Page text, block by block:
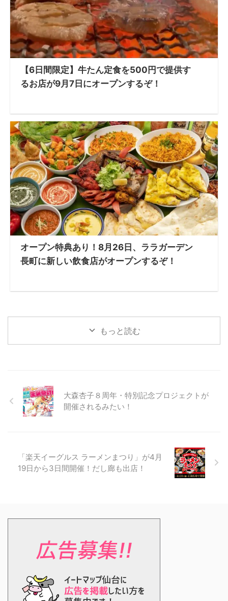
【6日間限定】牛たん定食を500円で提供す
るお店が9月7日にオープンするぞ！
オープン特典あり！8月26日、ララガーデン
長町に新しい飲食店がオープンするぞ！
もっと読む
大森杏子８周年・特別記念プロジェクトが
開催されるみたい！
「楽天イーグルス ラーメンまつり」が4月
19日から3日間開催！だし廊も出店！